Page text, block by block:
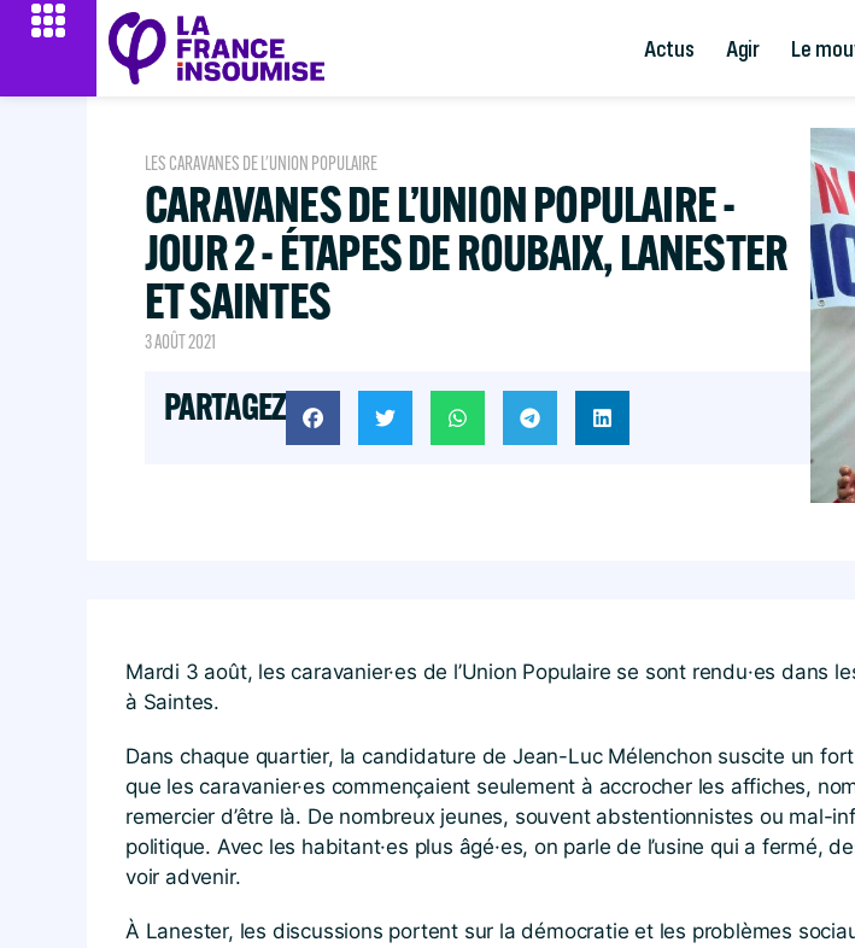
Actus Agir Le
LES CARAVANES DE L'UNION POPULAIRE
CARAVANES DE L’UNION POPULAIRE -
JOUR 2 - ÉTAPES DE ROUBAIX, LANESTER
ET SAINTES
3 AOÛT 2021
PARTAGEZ
Mardi 3 août, les caravanier·es de l’Union Populaire se sont rendu·es
à Saintes.
Dans chaque quartier, la candidature de Jean-Luc Mélenchon suscite un
que les caravanier·es commençaient seulement à accrocher les affiches,
remercier d’être là. De nombreux jeunes, souvent abstentionnistes ou mal-
politique. Avec les habitant·es plus âgé·es, on parle de l’usine qui a fermé,
voir advenir.
À Lanester, les discussions portent sur la démocratie et les problèmes